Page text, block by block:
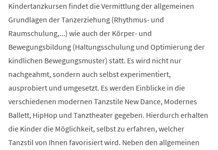
Kindertanzkursen findet die Vermittlung der allgemeinen
Grundlagen der Tanzerziehung (Rhythmus- und
Raumschulung,...) wie auch der Körper- und
Bewegungsbildung (Haltungsschulung und Optimierung der
kindlichen Bewegungsmuster) statt. Es wird nicht nur
nachgeahmt, sondern auch selbst experimentiert,
ausprobiert und umgesetzt. Es werden Einblicke in die
verschiedenen modernen Tanzstile New Dance, Modernes
Ballett, HipHop und Tanztheater gegeben. Hierdurch erhalten
die Kinder die Möglichkeit, selbst zu erfahren, welcher
Tanzstil von Ihnen favorisiert wird. Neben den allgemeinen